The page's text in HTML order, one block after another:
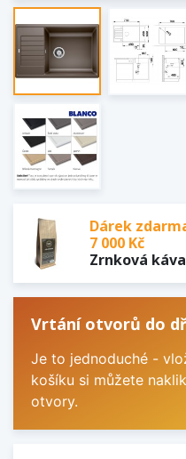
Dárek
7 000 Kč
Zrnková
Vrtání otvorů do
Je to jednoduché -
košíku si můžete
otvory.